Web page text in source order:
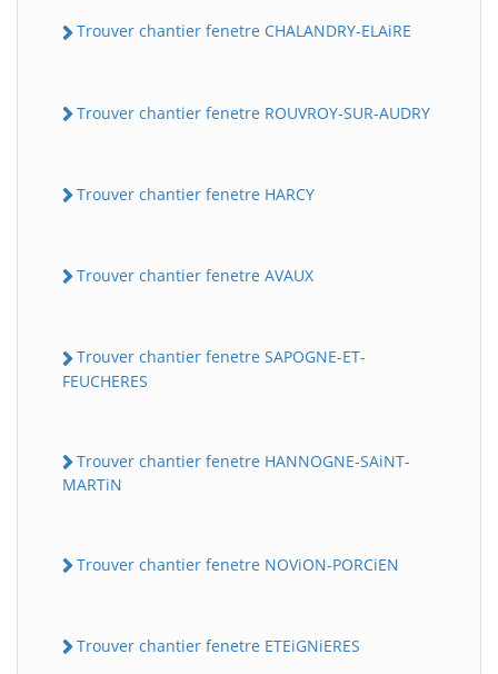
Trouver chantier fenetre CHALANDRY-ELAiRE
Trouver chantier fenetre ROUVROY-SUR-AUDRY
Trouver chantier fenetre HARCY
Trouver chantier fenetre AVAUX
Trouver chantier fenetre SAPOGNE-ET-
FEUCHERES
Trouver chantier fenetre HANNOGNE-SAiNT-
MARTiN
Trouver chantier fenetre NOViON-PORCiEN
Trouver chantier fenetre ETEiGNiERES